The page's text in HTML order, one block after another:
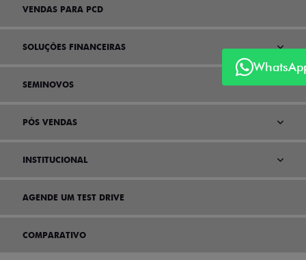
VENDAS PARA PCD
SOLUÇÕES FINANCEIRAS
SEMINOVOS
PÓS VENDAS
INSTITUCIONAL
AGENDE UM TEST DRIVE
COMPARATIVO